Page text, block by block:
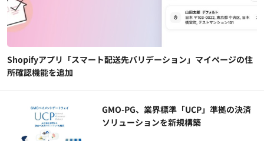
Shopifyアプリ「スマート配送先バリデーション」マイページの住
所確認機能を追加
GMO-PG、業界標準「UCP」準拠の決済
ソリューションを新規構築